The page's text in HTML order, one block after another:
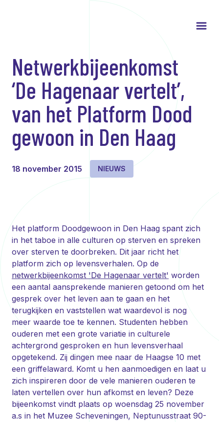
Netwerkbijeenkomst
‘De Hagenaar vertelt’,
van het Platform Dood
gewoon in Den Haag
18 november 2015 NIEUWS
Het platform Doodgewoon in Den Haag spant zich
in het taboe in alle culturen op sterven en spreken
over sterven te doorbreken. Dit jaar richt het
platform zich op levensverhalen. Op de
netwerkbijeenkomst 'De Hagenaar vertelt' worden
een aantal aansprekende manieren getoond om het
gesprek over het leven aan te gaan en het
terugkijken en vaststellen wat waardevol is nog
meer waarde toe te kennen. Studenten hebben
ouderen met een grote variatie in culturele
achtergrond gesproken en hun levensverhaal
opgetekend. Zij dingen mee naar de Haagse 10 met
een griffelaward. Komt u hen aanmoedigen en laat u
zich inspireren door de vele manieren ouderen te
laten vertellen over hun afkomst en leven? Deze
bijeenkomst vindt plaats op woensdag 25 november
a.s in het Muzee Scheveningen, Neptunusstraat 90-